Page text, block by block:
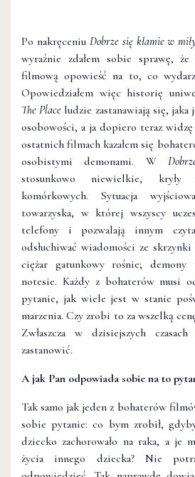
Po nakręceniu Dobrze się kłamie w
wyraźnie zdałem sobie sprawę,
filmową opowieść na to, co
Opowiedziałem więc historię
The Place ludzie zastanawiają się,
osobowości, a ja dopiero teraz
ostatnich filmach kazałem się
osobistymi demonami. W
stosunkowo niewielkie,
komórkowych. Sytuacja
towarzyska, w której wszyscy
telefony i pozwalają innym
odsłuchiwać wiadomości ze skrzynki
ciężar gatunkowy rośnie; demony
notesie. Każdy z bohaterów musi
pytanie, jak wiele jest w stanie
marzenia. Czy zrobi to za wszelką
Zwłaszcza w dzisiejszych
zastanowić.
A jak Pan odpowiada sobie na to
Tak samo jak jeden z bohaterów
sobie pytanie: co bym zrobił,
dziecko zachorowało na raka, a je
życia innego dziecka? Nie